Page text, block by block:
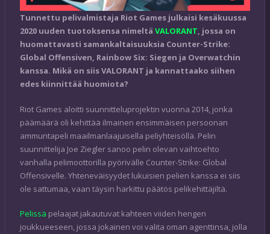
Tunnettu pelivalmistaja Riot Games julkaisi kesäkuussa
2020 uuden tuotoksensa nimeltä VALORANT, jossa on
huomattavasti samankaltaisuuksia Counter-Strike:
Global Offensiven, Rainbow Six: Siegen ja Overwatchin
kanssa. Mikä on siis VALORANT ja kannattaako siihen
edes kiinnittää huomiota?
Riot Games aloitti suunnitteluprojektin vuonna 2014, jonka
päämäärä oli kehittää ilmainen ensimmäisen persoonan
ammuntapeli maailmanlaajuisella peliyhteisöllä. Pelin
suunnittelija Joe Ziegler sanoo pelin olevan vaihtoehto
vanhalla pelimoottorilla pyörivälle Counter-Strike: Global
Offensivelle. Yhteneväisyydet lukuisien pelien kanssa ei siis
ole sattumaa, vaan täysin harkittu päätös pelikehittäjiltä.
Pelissä pelaajat jakautuvat kahteen viiden hengen
joukkueeseen, jossa jokainen voi valita oman agenttinsa, jolla